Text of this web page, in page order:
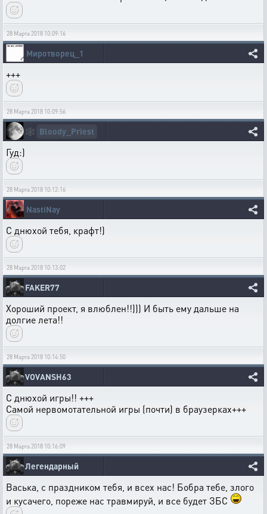
28 Марта 2018 10:09:16
Миротворец_1
+++
28 Марта 2018 10:09:56
🕸️ Bloody_Priest
Гуд:)
28 Марта 2018 10:12:16
NastiNay
С днюхой тебя, крафт!)
28 Марта 2018 10:13:02
FAKER77
Хороший проект, я влюблен!!))) И быть ему дальше на
долгие лета!!
28 Марта 2018 10:14:50
VOVANSH63
С днюхой игры!! +++
Самой нервомотательной игры (почти) в браузерках+++
28 Марта 2018 10:16:09
Легендарный
Васька, с праздником тебя, и всех нас! Бобра тебе, злого
и кусачего, пореже нас травмируй, и все будет ЗБС